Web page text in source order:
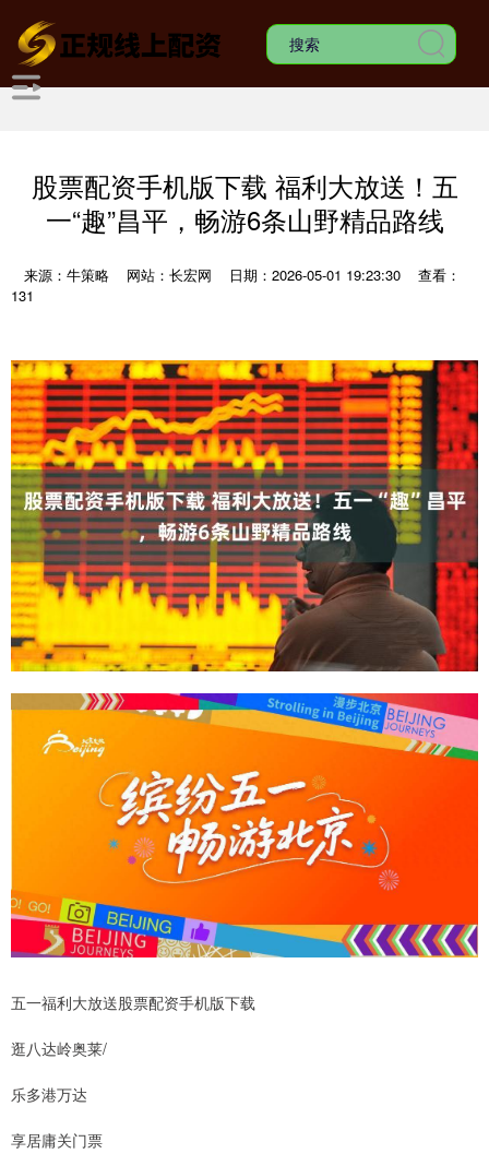
股票配资手机版下载 福利大放送！五
一“趣”昌平，畅游6条山野精品路线
来源：牛策略 网站：长宏网 日期：2026-05-01 19:23:30
查看：
131
五一福利大放送股票配资手机版下载
逛八达岭奥莱/
乐多港万达
享居庸关门票